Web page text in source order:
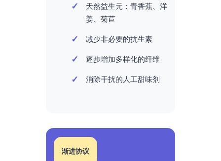
天然益生元：青香蕉、洋
姜、菊苣
减少非必要的抗生素
逐步增加多样化的纤维
消除干扰的人工甜味剂
渐进协议